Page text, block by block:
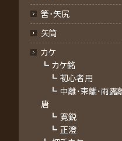
筈･矢尻
矢筒
カケ
┗ カケ銘
┗ 初心者用
┗ 中離・束離・雨露
唐
┗ 寛鋭
┗ 正澄